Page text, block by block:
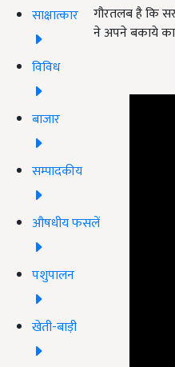
साक्षात्कार
विविध
बाजार
सम्पादकीय
औषधीय फसलें
पशुपालन
खेती-बाड़ी
गौरतलब है कि
ने अपने बकाये का